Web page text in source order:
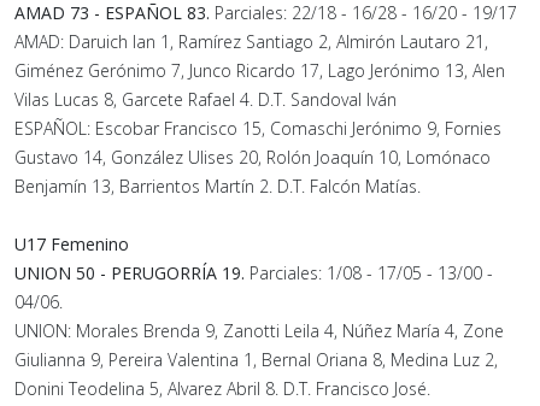
AMAD 73 - ESPAÑOL 83. Parciales: 22/18 - 16/28 - 16/20 - 19/17
AMAD: Daruich Ian 1, Ramírez Santiago 2, Almirón Lautaro 21,
Giménez Gerónimo 7, Junco Ricardo 17, Lago Jerónimo 13, Alen
Vilas Lucas 8, Garcete Rafael 4. D.T. Sandoval Iván
ESPAÑOL: Escobar Francisco 15, Comaschi Jerónimo 9, Fornies
Gustavo 14, González Ulises 20, Rolón Joaquín 10, Lomónaco
Benjamín 13, Barrientos Martín 2. D.T. Falcón Matías.
U17 Femenino
UNION 50 - PERUGORRÍA 19. Parciales: 1/08 - 17/05 - 13/00 -
04/06.
UNION: Morales Brenda 9, Zanotti Leila 4, Núñez María 4, Zone
Giulianna 9, Pereira Valentina 1, Bernal Oriana 8, Medina Luz 2,
Donini Teodelina 5, Alvarez Abril 8. D.T. Francisco José.